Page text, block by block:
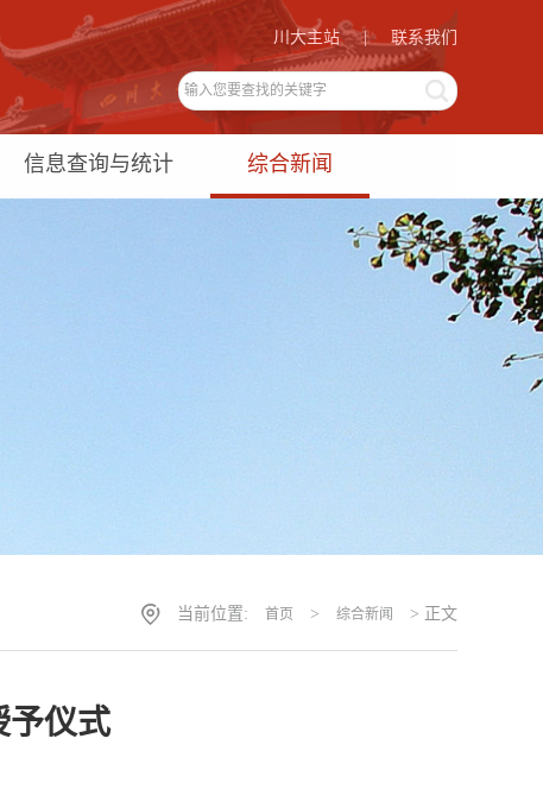
联系我们
川大主站 |
信息查询与统计 综合新闻
当前位置: 首页 > 综合新闻 > 正文
予仪式